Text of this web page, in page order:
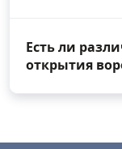
Есть ли
открытия